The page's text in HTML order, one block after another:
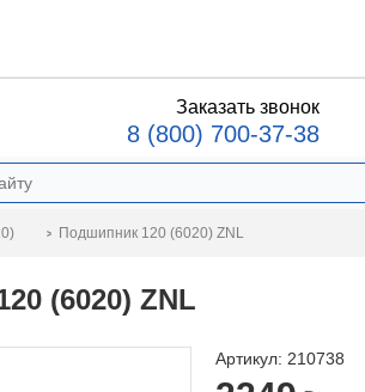
Заказать звонок
8 (800) 700-37-38
Подшипник 120 (6020) ZNL
(6020) ZNL
Артикул: 210738